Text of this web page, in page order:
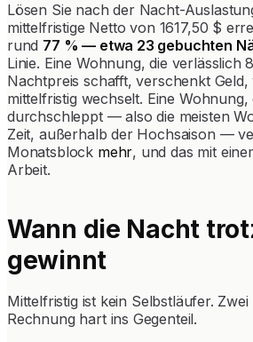
Lösen Sie nach der Nacht-
mittelfristige Netto von 1617,50 $
rund 77 % — etwa 23 gebuchten
Linie. Eine Wohnung, die verlässlich
Nachtpreis schafft, verschenkt
mittelfristig wechselt. Eine
durchschleppt — also die meisten
Zeit, außerhalb der Hochsaison —
Monatsblock mehr, und das mit
Arbeit.
Wann die Nacht
gewinnt
Mittelfristig ist kein Selbstläufer.
Rechnung hart ins Gegenteil.